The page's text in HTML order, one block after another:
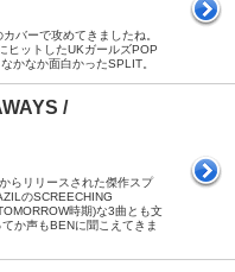
バーで攻めてきましたね。
ヒットしたUKガールズPOP
かなか面白かったSPLIT。
/
らリリースされた傑作スプ
のSCREECHING
時期)な3曲とも文
か声もBENに聞こえてきま